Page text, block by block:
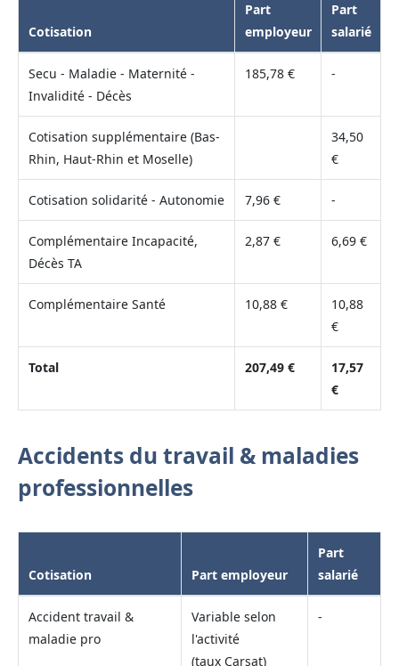
Cotisation
Part
employeur
Part
salarié
Secu - Maladie - Maternité -
Invalidité - Décès
185,78 € -
Cotisation supplémentaire (Bas-
Rhin, Haut-Rhin et Moselle)
34,50
€
Cotisation solidarité - Autonomie 7,96 € -
Complémentaire Incapacité,
Décès TA
2,87 € 6,69 €
Complémentaire Santé 10,88 €
10,88
€
Total 207,49 €
17,57
€
Accidents du travail & maladies
professionnelles
Cotisation Part employeur
Part
salarié
Accident travail &
maladie pro
Variable selon
l'activité
(taux Carsat)
-